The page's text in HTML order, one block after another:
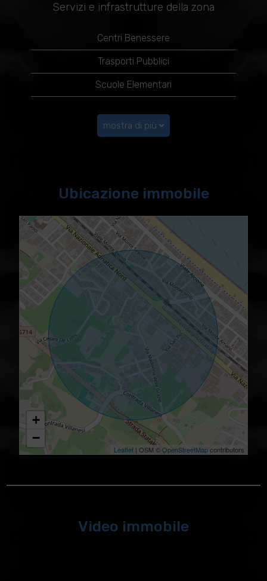
Servizi e infrastrutture della zona
Centri Benessere
Trasporti Pubblici
Scuole Elementari
mostra di più
Ubicazione immobile
+
−
Leaflet| OSM ©OpenStreetMapcontributors
Video immobile